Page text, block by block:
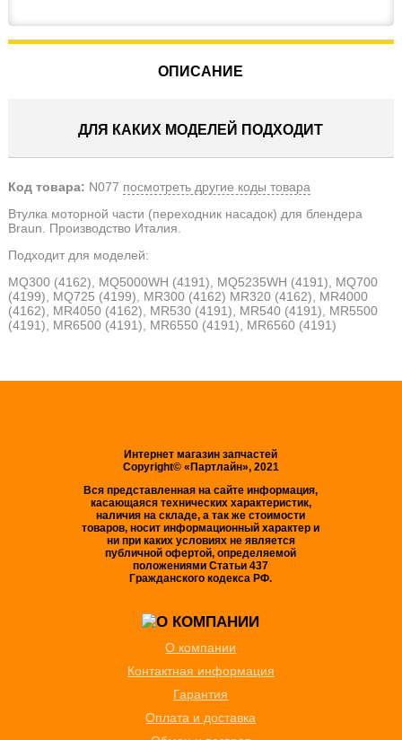
ОПИСАНИЕ
ДЛЯ КАКИХ МОДЕЛЕЙ ПОДХОДИТ
Код товара: N077 посмотреть другие коды товара
Втулка моторной части (переходник насадок) для блендера
Braun. Производство Италия.
Подходит для моделей:
MQ300 (4162), MQ5000WH (4191), MQ5235WH (4191), MQ700
(4199), MQ725 (4199), MR300 (4162) MR320 (4162), MR4000
(4162), MR4050 (4162), MR530 (4191), MR540 (4191), MR5500
(4191), MR6500 (4191), MR6550 (4191), MR6560 (4191)
Интернет магазин запчастей
Copyright© «Партлайн», 2021
Вся представленная на сайте информация,
касающаяся технических характеристик,
наличия на складе, а так же стоимости
товаров, носит информационный характер и
ни при каких условиях не является
публичной офертой, определяемой
положениями Статьи 437
Гражданского кодекса РФ.
О компании
Контактная информация
Гарантия
Оплата и доставка